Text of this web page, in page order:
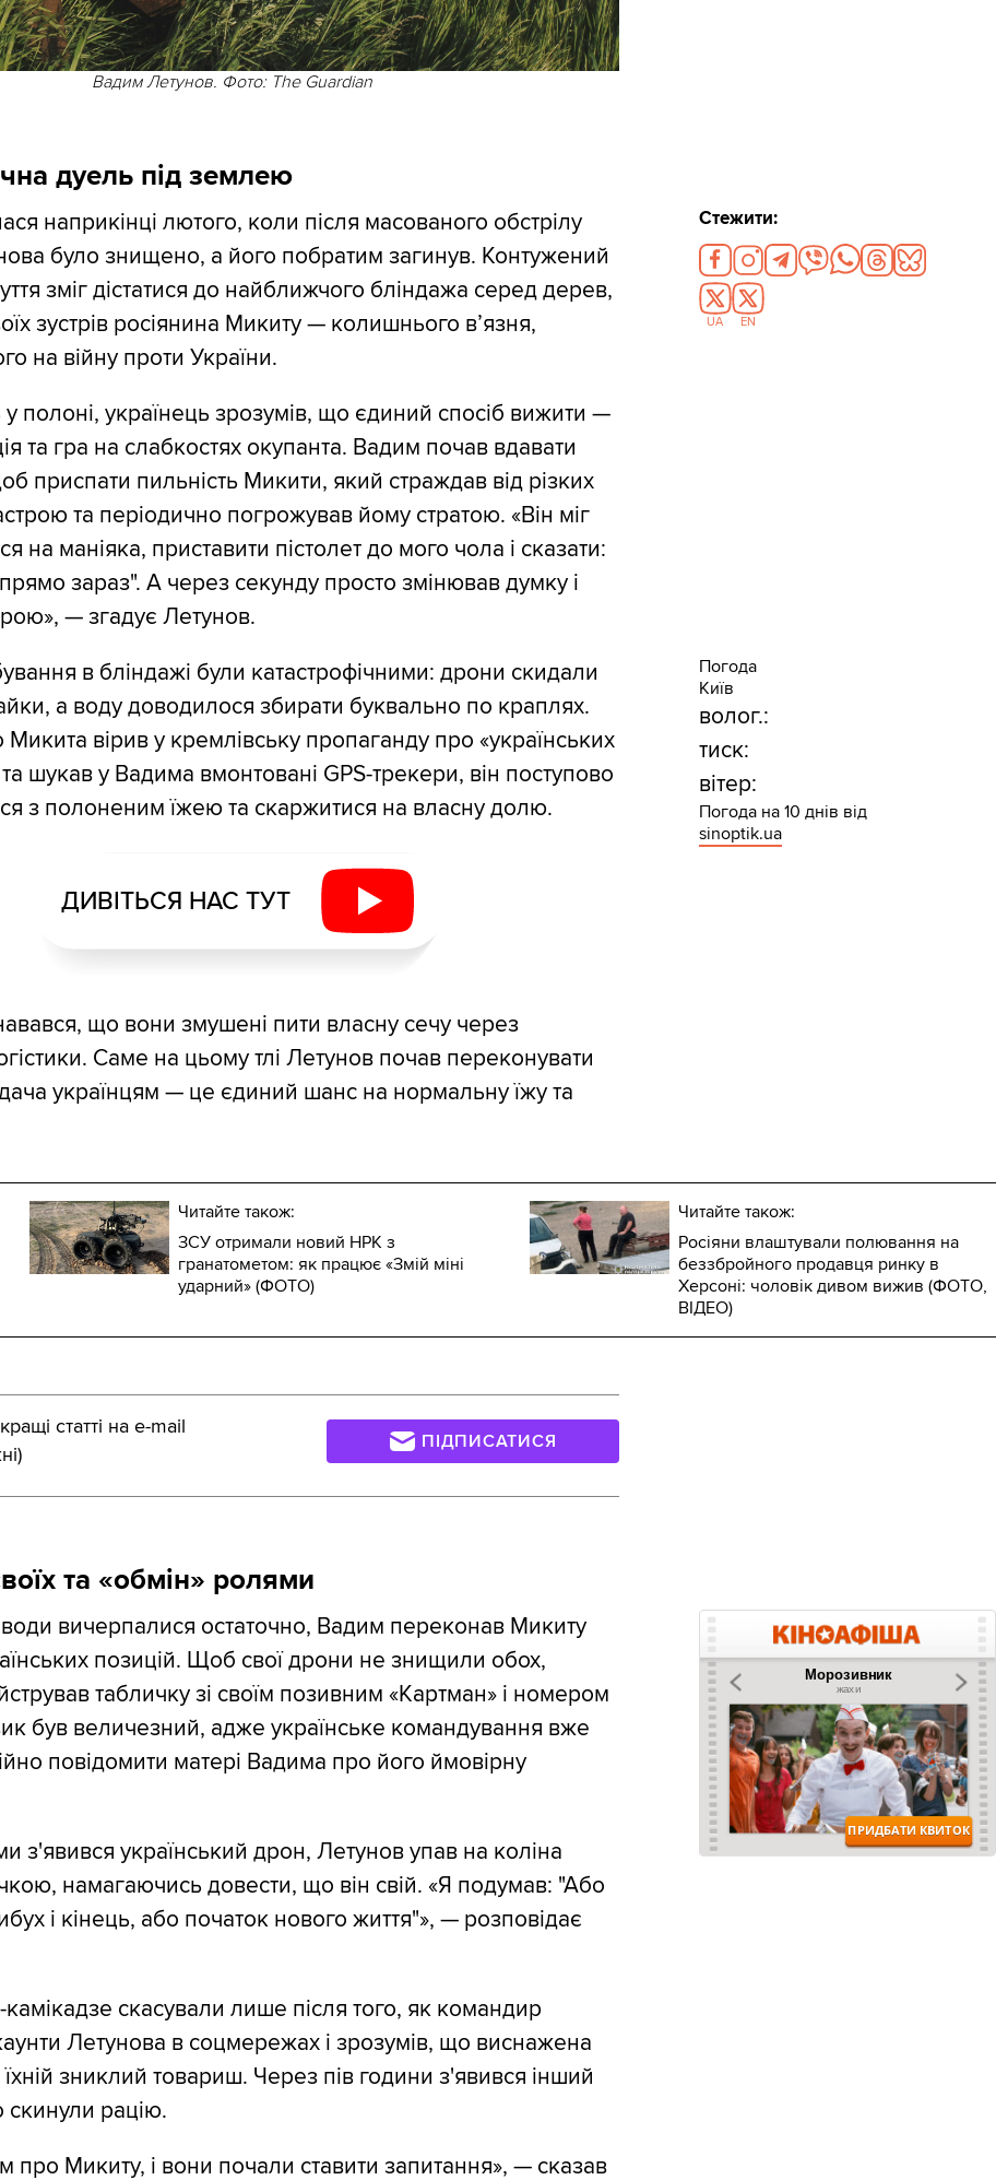
Вадим Летунов. Фото: The Guardian
дуель під землею
наприкінці лютого, коли після масованого обстрілу
було знищено, а його побратим загинув. Контужений
зміг дістатися до найближчого бліндажа серед дерев,
зустрів росіянина Микиту — колишнього в’язня,
на війну проти України.
полоні, українець зрозумів, що єдиний спосіб вижити —
та гра на слабкостях окупанта. Вадим почав вдавати
приспати пильність Микити, який страждав від різких
та періодично погрожував йому стратою. «Він міг
на маніяка, приставити пістолет до мого чола і сказати:
зараз". А через секунду просто змінював думку і
— згадує Летунов.
в бліндажі були катастрофічними: дрони скидали
а воду доводилося збирати буквально по краплях.
вірив у кремлівську пропаганду про «українських
шукав у Вадима вмонтовані GPS-трекери, він поступово
з полоненим їжею та скаржитися на власну долю.
ДИВІТЬСЯ НАС ТУТ
що вони змушені пити власну сечу через
Саме на цьому тлі Летунов почав переконувати
українцям — це єдиний шанс на нормальну їжу та
Читайте також:
ЗСУ отримали новий НРК з
гранатометом: як працює «Змій міні
ударний» (ФОТО)
Читайте також:
Росіяни влаштували полювання на
беззбройного продавця ринку в
Херсоні: чоловік дивом вижив (ФОТО,
ВІДЕО)
статті на e-mail
ПІДПИСАТИСЯ
та «обмін» ролями
вичерпалися остаточно, Вадим переконав Микиту
позицій. Щоб свої дрони не знищили обох,
табличку зі своїм позивним «Картман» і номером
був величезний, адже українське командування вже
повідомити матері Вадима про його ймовірну
з'явився український дрон, Летунов упав на коліна
намагаючись довести, що він свій. «Я подумав: "Або
і кінець, або початок нового життя"», — розповідає
скасували лише після того, як командир
Летунова в соцмережах і зрозумів, що виснажена
зниклий товариш. Через пів години з'явився інший
скинули рацію.
про Микиту, і вони почали ставити запитання», — сказав
Стежити:
UA EN
Погода
Київ
волог.:
тиск:
вітер:
Погода на 10 днів від
sinoptik.ua